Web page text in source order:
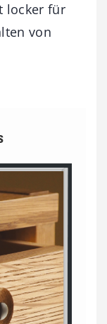
locker für
von